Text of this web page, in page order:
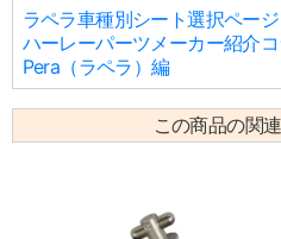
ラペラ車種別シート選択ページ
ハーレーパーツメーカー紹介
Pera（ラペラ）編
この商品の関